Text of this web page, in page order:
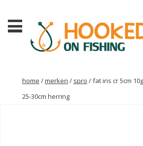
home /merken / spro / fat iris cr 5cm
25-30cm herring